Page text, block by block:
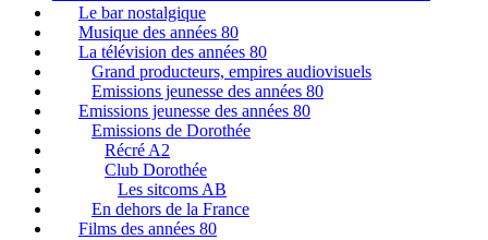
Le bar nostalgique
Musique des années 80
La télévision des années 80
Grand producteurs, empires audiovisuels
Emissions jeunesse des années 80
Emissions jeunesse des années 80
Emissions de Dorothée
Récré A2
Club Dorothée
Les sitcoms AB
En dehors de la France
Films des années 80